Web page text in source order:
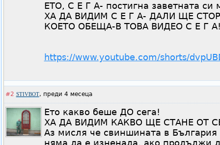
ЕТО, С Е Г А- постигна заветната си
ХА ДА ВИДИМ С Е Г А- ДАЛИ ЩЕ
КОЕТО ОБЕЩА-В ТОВА ВИДЕО С Е Г
https://www.youtube.com/shorts/
#2 STIVBOT, преди 4 месеца
Ето какво беше ДО сега!
ХА ДА ВИДИМ КАКВО ЩЕ СТАНЕ ОТ
Аз мисля че свиншината в